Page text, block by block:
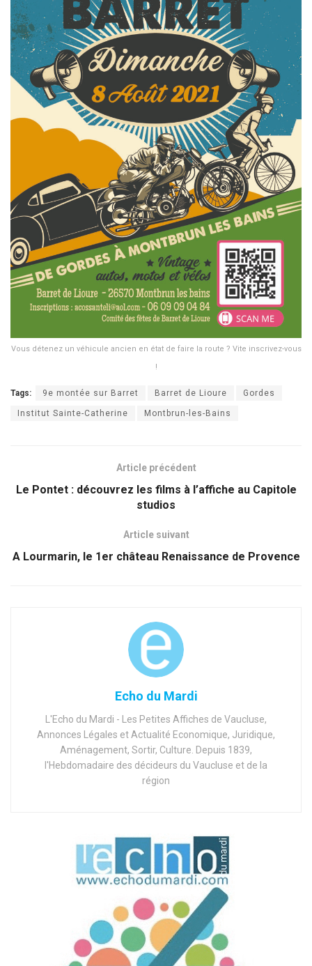
Vous détenez un véhicule ancien en état de faire la route ? Vite inscrivez-vous
!
Tags: 9e montée sur Barret Barret de Lioure Gordes
Institut Sainte-Catherine Montbrun-les-Bains
Article précédent
Le Pontet : découvrez les films à l’affiche au Capitole
studios
Article suivant
A Lourmarin, le 1er château Renaissance de Provence
Echo du Mardi
L'Echo du Mardi - Les Petites Affiches de Vaucluse,
Annonces Légales et Actualité Economique, Juridique,
Aménagement, Sortir, Culture. Depuis 1839,
l'Hebdomadaire des décideurs du Vaucluse et de la
région